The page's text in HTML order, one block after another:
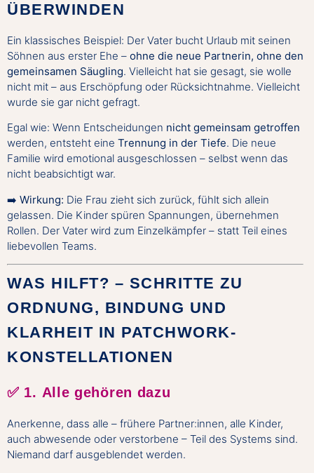
ÜBERWINDEN
Ein klassisches Beispiel: Der Vater bucht Urlaub mit seinen
Söhnen aus erster Ehe – ohne die neue Partnerin, ohne den
gemeinsamen Säugling. Vielleicht hat sie gesagt, sie wolle
nicht mit – aus Erschöpfung oder Rücksichtnahme. Vielleicht
wurde sie gar nicht gefragt.
Egal wie: Wenn Entscheidungen nicht gemeinsam getroffen
werden, entsteht eine Trennung in der Tiefe. Die neue
Familie wird emotional ausgeschlossen – selbst wenn das
nicht beabsichtigt war.
➡️ Wirkung: Die Frau zieht sich zurück, fühlt sich allein
gelassen. Die Kinder spüren Spannungen, übernehmen
Rollen. Der Vater wird zum Einzelkämpfer – statt Teil eines
liebevollen Teams.
WAS HILFT? – SCHRITTE ZU
ORDNUNG, BINDUNG UND
KLARHEIT IN PATCHWORK-
KONSTELLATIONEN
✅ 1. Alle gehören dazu
Anerkenne, dass alle – frühere Partner:innen, alle Kinder,
auch abwesende oder verstorbene – Teil des Systems sind.
Niemand darf ausgeblendet werden.